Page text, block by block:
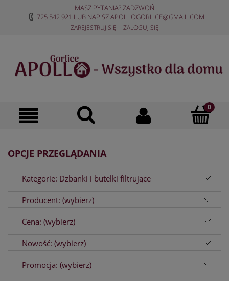
MASZ PYTANIA? ZADZWOŃ
725 542 921 LUB NAPISZAPOLLOGORLICE@GMAIL.COM
ZAREJESTRUJ SIĘ ZALOGUJ SIĘ
OPCJE PRZEGLĄDANIA
Kategorie: Dzbanki i butelki filtrujące
Producent: (wybierz)
Cena: (wybierz)
Nowość: (wybierz)
Promocja: (wybierz)